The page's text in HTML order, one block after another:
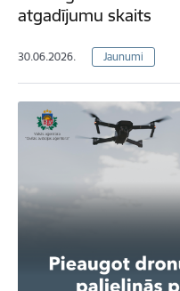
atgadījumu skaits
30.06.2026. Jaunumi